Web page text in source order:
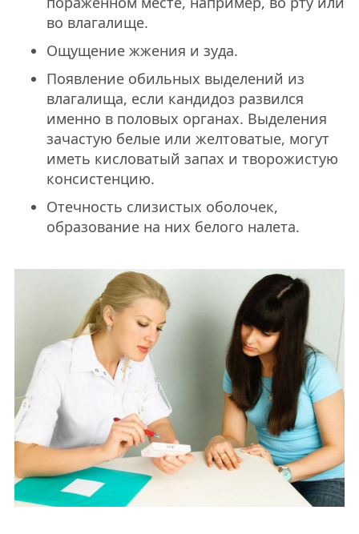
во влагалище.
Ощущение жжения и зуда.
Появление обильных выделений из
влагалища, если кандидоз развился
именно в половых органах. Выделения
зачастую белые или желтоватые, могут
иметь кисловатый запах и творожистую
консистенцию.
Отечность слизистых оболочек,
образование на них белого налета.